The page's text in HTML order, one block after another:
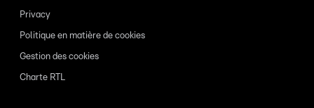
Privacy
Politique en matière de cookies
Gestion des cookies
Charte RTL